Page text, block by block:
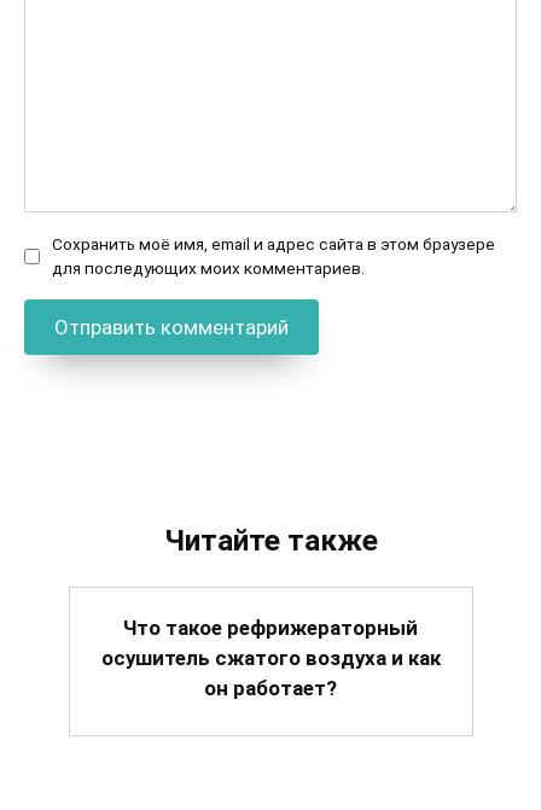
Сохранить моё имя, email и адрес сайта в этом браузере
для последующих моих комментариев.
Читайте также
Что такое рефрижераторный
осушитель сжатого воздуха и как
он работает?